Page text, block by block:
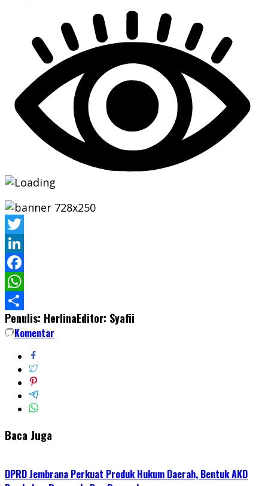
Twitter
LinkedIn
Facebook
WhatsApp
Share
Penulis: HerlinaEditor: Syafii
Komentar
Baca Juga
DPRD Jembrana Perkuat Produk Hukum Daerah, Bentuk AKD